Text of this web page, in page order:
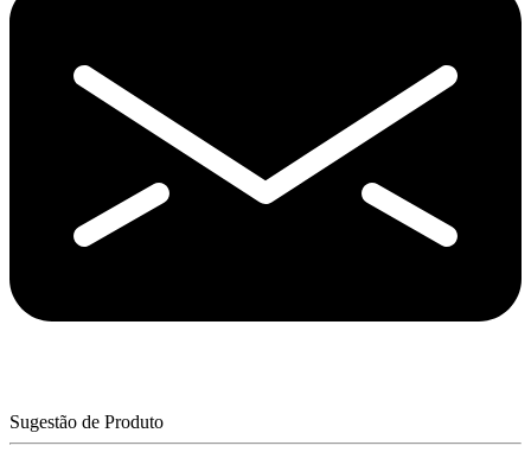
Sugestão de Produto